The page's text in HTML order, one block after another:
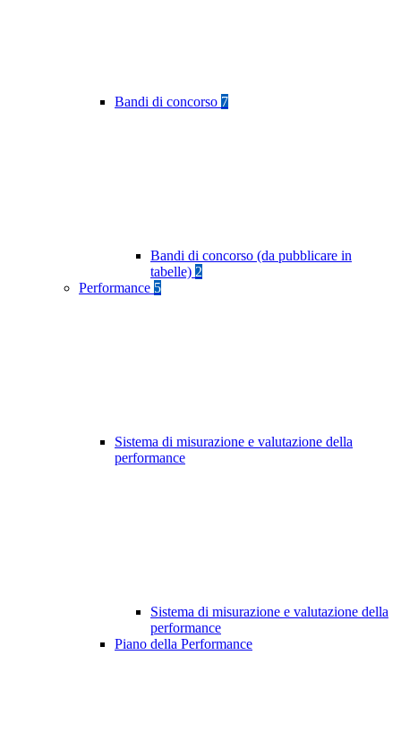
Bandi di concorso 7
Bandi di concorso (da pubblicare in
tabelle) 2
Performance 5
Sistema di misurazione e valutazione della
performance
Sistema di misurazione e valutazione della
performance
Piano della Performance